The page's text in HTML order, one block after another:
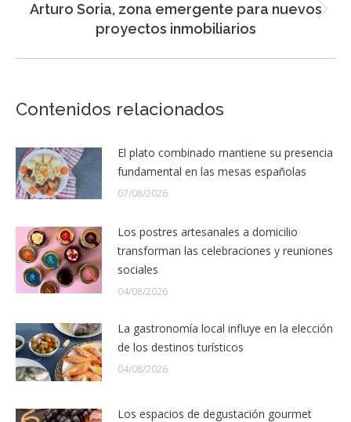
Entrada
siguiente:
Arturo Soria, zona emergente para nuevos
proyectos inmobiliarios
Contenidos relacionados
El plato combinado mantiene su presencia
fundamental en las mesas españolas
07/08/2026
Los postres artesanales a domicilio
transforman las celebraciones y reuniones
sociales
04/08/2026
La gastronomía local influye en la elección
de los destinos turísticos
04/08/2026
Los espacios de degustación gourmet